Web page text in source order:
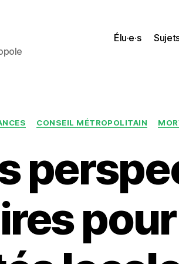
Élu·e·s
Catégories
CONSEIL MÉTROPOLITAIN